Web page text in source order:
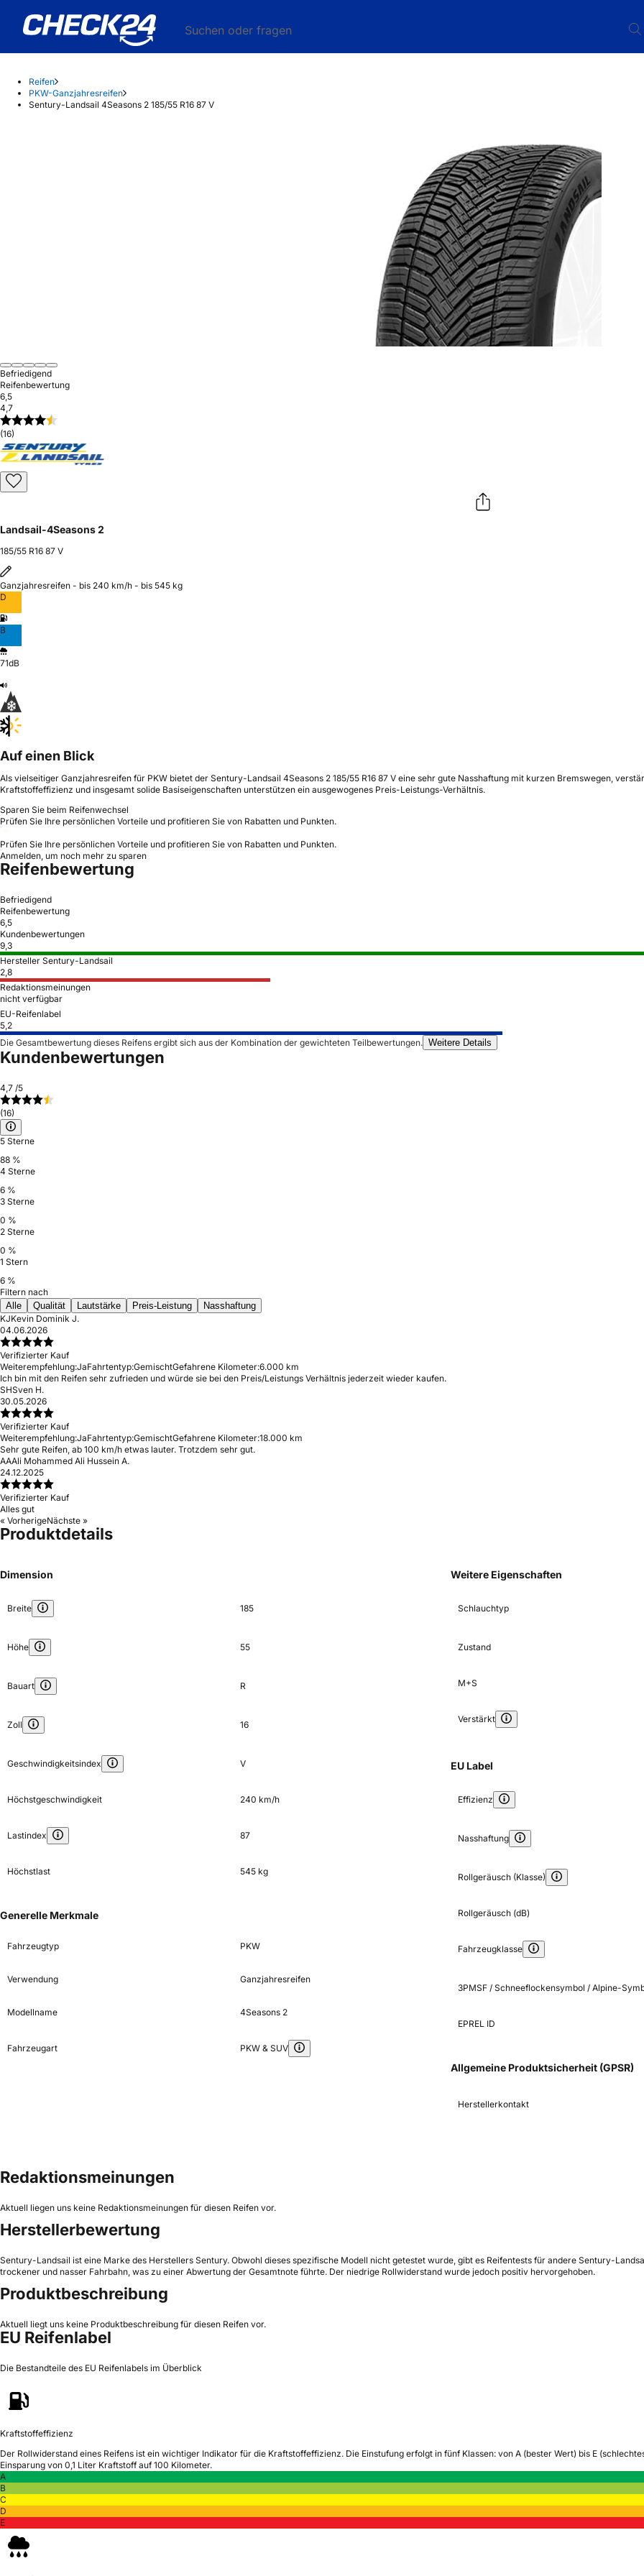
Suchen oder fragen
Reifen
PKW-Ganzjahresreifen
Sentury-Landsail 4Seasons 2 185/55 R16 87 V
Befriedigend
Reifenbewertung
6,5
4,7
(16)
Landsail-4Seasons 2
185/55 R16 87 V
Ganzjahresreifen - bis 240 km/h - bis 545 kg
D
B
71dB
Auf einen Blick
Als vielseitiger Ganzjahresreifen für PKW bietet der Sentury-Landsail 4Seasons 2 185/55 R16 87 V eine sehr gute Nasshaftung mit kurzen Bremswegen,
Kraftstoffeffizienz und insgesamt solide Basiseigenschaften unterstützen ein ausgewogenes Preis-Leistungs-Verhältnis.
Sparen Sie beim Reifenwechsel
Prüfen Sie Ihre persönlichen Vorteile und profitieren Sie von Rabatten und Punkten.
Prüfen Sie Ihre persönlichen Vorteile und profitieren Sie von Rabatten und Punkten.
Anmelden, um noch mehr zu sparen
Reifenbewertung
Befriedigend
Reifenbewertung
6,5
Kundenbewertungen
9,3
Hersteller Sentury-Landsail
2,8
Redaktionsmeinungen
nicht verfügbar
EU-Reifenlabel
5,2
Die Gesamtbewertung dieses Reifens ergibt sich aus der Kombination der gewichteten Teilbewertungen. Weitere Details
Kundenbewertungen
4,7 /5
(16)
5 Sterne
88 %
4 Sterne
6 %
3 Sterne
0 %
2 Sterne
0 %
1 Stern
6 %
Filtern nach
Alle
Qualität Lautstärke Preis-Leistung
Nasshaftung
KJKevin Dominik J.
04.06.2026
Verifizierter Kauf
Weiterempfehlung:JaFahrtentyp:GemischtGefahrene Kilometer:6.000 km
Ich bin mit den Reifen sehr zufrieden und würde sie bei den Preis/Leistungs Verhältnis jederzeit wieder kaufen.
SHSven H.
30.05.2026
Verifizierter Kauf
Weiterempfehlung:JaFahrtentyp:GemischtGefahrene Kilometer:18.000 km
Sehr gute Reifen, ab 100 km/h etwas lauter. Trotzdem sehr gut.
AAAli Mohammed Ali Hussein A.
24.12.2025
Verifizierter Kauf
Alles gut
« VorherigeNächste »
Produktdetails
Dimension
Breite 185
Höhe 55
Bauart R
Zoll 16
Geschwindigkeitsindex V
Höchstgeschwindigkeit 240 km/h
Lastindex 87
Höchstlast 545 kg
Generelle Merkmale
Fahrzeugtyp PKW
Verwendung Ganzjahresreifen
Modellname 4Seasons 2
Fahrzeugart PKW & SUV
Weitere Eigenschaften
Schlauchtyp
Zustand
M+S
Verstärkt
EU Label
Effizienz
Nasshaftung
Rollgeräusch (Klasse)
Rollgeräusch (dB)
Fahrzeugklasse
3PMSF / Schneeflockensymbol / Alpine-
EPREL ID
Allgemeine Produktsicherheit (GPSR)
Herstellerkontakt
Redaktionsmeinungen
Aktuell liegen uns keine Redaktionsmeinungen für diesen Reifen vor.
Herstellerbewertung
Sentury-Landsail ist eine Marke des Herstellers Sentury. Obwohl dieses spezifische Modell nicht getestet wurde, gibt es Reifentests für andere Sentury-
trockener und nasser Fahrbahn, was zu einer Abwertung der Gesamtnote führte. Der niedrige Rollwiderstand wurde jedoch positiv hervorgehoben.
Produktbeschreibung
Aktuell liegt uns keine Produktbeschreibung für diesen Reifen vor.
EU Reifenlabel
Die Bestandteile des EU Reifenlabels im Überblick
Kraftstoffeffizienz
Der Rollwiderstand eines Reifens ist ein wichtiger Indikator für die Kraftstoffeffizienz. Die Einstufung erfolgt in fünf Klassen: von A (bester Wert) bis E
Einsparung von 0,1 Liter Kraftstoff auf 100 Kilometer.
A
B
C
D
E